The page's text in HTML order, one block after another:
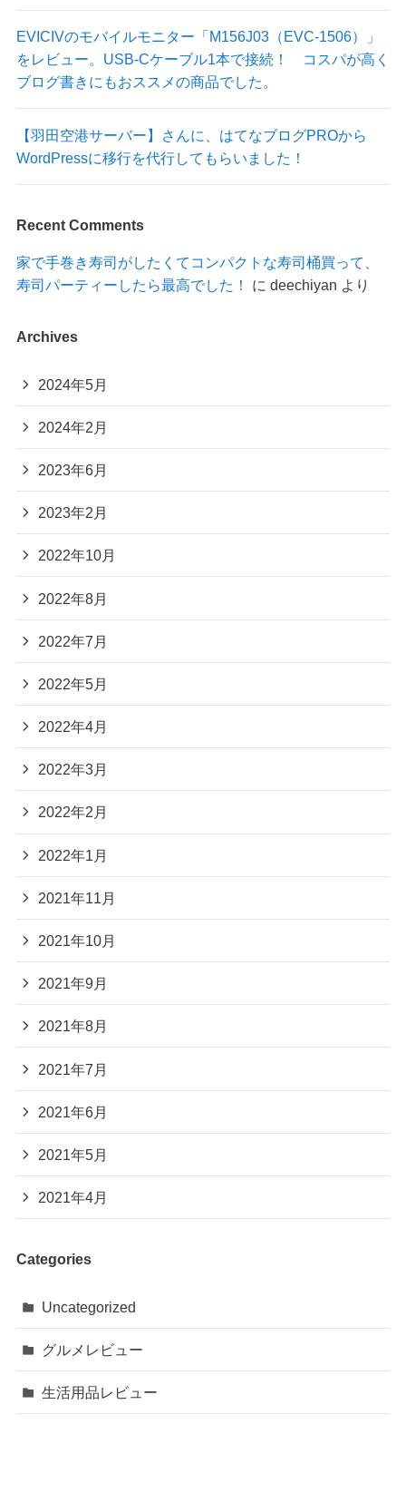
EVICIVのモバイルモニター「M156J03（EVC-1506）」
をレビュー。USB-Cケーブル1本で接続！ コスパが高く
ブログ書きにもおススメの商品でした。
【羽田空港サーバー】さんに、はてなブログPROから
WordPressに移行を代行してもらいました！
Recent Comments
家で手巻き寿司がしたくてコンパクトな寿司桶買って、
寿司パーティーしたら最高でした！
に deechiyan より
Archives
2024年5月
2024年2月
2023年6月
2023年2月
2022年10月
2022年8月
2022年7月
2022年5月
2022年4月
2022年3月
2022年2月
2022年1月
2021年11月
2021年10月
2021年9月
2021年8月
2021年7月
2021年6月
2021年5月
2021年4月
Categories
Uncategorized
グルメレビュー
生活用品レビュー